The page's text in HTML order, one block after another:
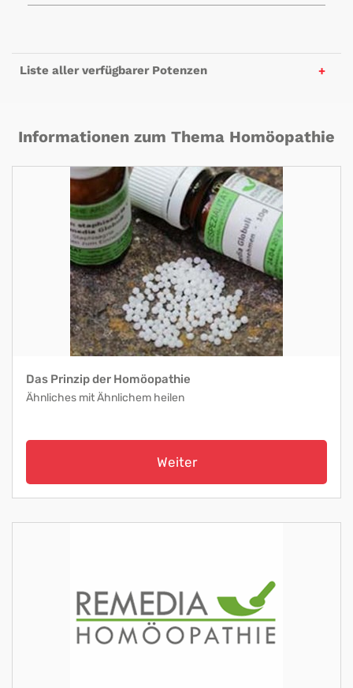
Liste aller verfügbarer Potenzen
Informationen zum Thema Homöopathie
Das Prinzip der Homöopathie
Ähnliches mit Ähnlichem heilen
Weiter